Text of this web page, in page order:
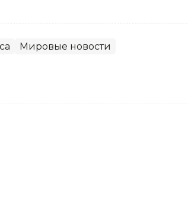
Мировые новости